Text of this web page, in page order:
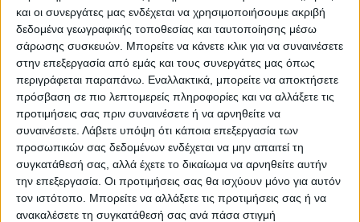
και οι συνεργάτες μας ενδέχεται να χρησιμοποιήσουμε ακριβή
δεδομένα γεωγραφικής τοποθεσίας και ταυτοποίησης μέσω
σάρωσης συσκευών. Μπορείτε να κάνετε κλικ για να συναινέσετε
στην επεξεργασία από εμάς και τους συνεργάτες μας όπως
περιγράφεται παραπάνω. Εναλλακτικά, μπορείτε να αποκτήσετε
πρόσβαση σε πιο λεπτομερείς πληροφορίες και να αλλάξετε τις
προτιμήσεις σας πριν συναινέσετε ή να αρνηθείτε να
συναινέσετε. Λάβετε υπόψη ότι κάποια επεξεργασία των
προσωπικών σας δεδομένων ενδέχεται να μην απαιτεί τη
συγκατάθεσή σας, αλλά έχετε το δικαίωμα να αρνηθείτε αυτήν
την επεξεργασία. Οι προτιμήσεις σας θα ισχύουν μόνο για αυτόν
τον ιστότοπο. Μπορείτε να αλλάξετε τις προτιμήσεις σας ή να
ανακαλέσετε τη συγκατάθεσή σας ανά πάσα στιγμή
ΝΕΟΣ ΑΓΩΝ
https://neosagon.gr
Η Αρχαιότερη Καθημερινή Πρωινή Εφημερίδα της Καρδίτσας